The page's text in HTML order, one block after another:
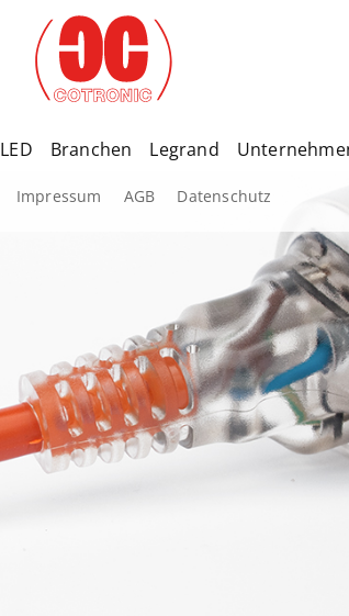
LED Branchen Legrand
Impressum AGB Datenschutz